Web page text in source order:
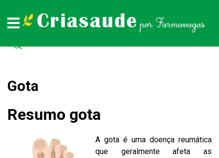
Gota
Resumo gota
A gota é uma doença reumática
que geralmente afeta as